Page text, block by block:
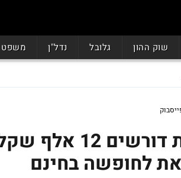
שוק ההון גלובל נדל"ן משפט
המלונות
לחופשה בחינם